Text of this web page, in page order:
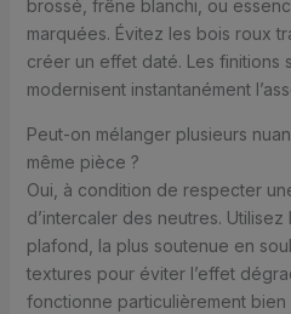
brossé, frêne blanchi, ou
marquées. Évitez les bois roux
créer un effet daté. Les finitions
modernisent instantanément
Peut-on mélanger plusieurs
même pièce ?
Oui, à condition de respecter
d’intercaler des neutres.
plafond, la plus soutenue en
textures pour éviter l’effet
fonctionne particulièrement bien